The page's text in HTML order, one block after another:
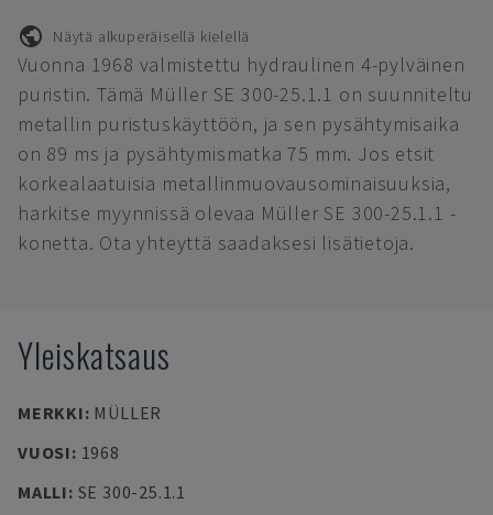
Näytä alkuperäisellä kielellä
Vuonna 1968 valmistettu hydraulinen 4-pylväinen
puristin. Tämä Müller SE 300-25.1.1 on suunniteltu
metallin puristuskäyttöön, ja sen pysähtymisaika
on 89 ms ja pysähtymismatka 75 mm. Jos etsit
korkealaatuisia metallinmuovausominaisuuksia,
harkitse myynnissä olevaa Müller SE 300-25.1.1 -
konetta. Ota yhteyttä saadaksesi lisätietoja.
Yleiskatsaus
MERKKI: MÜLLER
VUOSI: 1968
MALLI: SE 300-25.1.1